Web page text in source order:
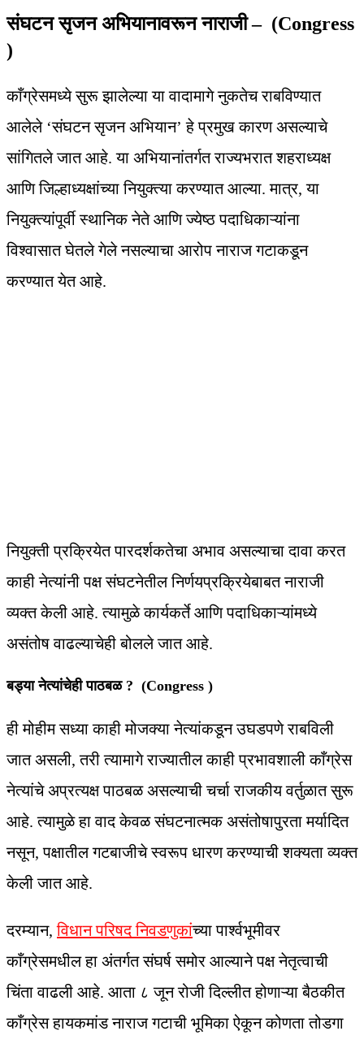
संघटन सृजन अभियानावरून नाराजी – (Congress
)
काँग्रेसमध्ये सुरू झालेल्या या वादामागे नुकतेच राबविण्यात
आलेले ‘संघटन सृजन अभियान’ हे प्रमुख कारण असल्याचे
सांगितले जात आहे. या अभियानांतर्गत राज्यभरात शहराध्यक्ष
आणि जिल्हाध्यक्षांच्या नियुक्त्या करण्यात आल्या. मात्र, या
नियुक्त्यांपूर्वी स्थानिक नेते आणि ज्येष्ठ पदाधिकाऱ्यांना
विश्वासात घेतले गेले नसल्याचा आरोप नाराज गटाकडून
करण्यात येत आहे.
नियुक्ती प्रक्रियेत पारदर्शकतेचा अभाव असल्याचा दावा करत
काही नेत्यांनी पक्ष संघटनेतील निर्णयप्रक्रियेबाबत नाराजी
व्यक्त केली आहे. त्यामुळे कार्यकर्ते आणि पदाधिकाऱ्यांमध्ये
असंतोष वाढल्याचेही बोलले जात आहे.
बड्या नेत्यांचेही पाठबळ ? (Congress )
ही मोहीम सध्या काही मोजक्या नेत्यांकडून उघडपणे राबविली
जात असली, तरी त्यामागे राज्यातील काही प्रभावशाली काँग्रेस
नेत्यांचे अप्रत्यक्ष पाठबळ असल्याची चर्चा राजकीय वर्तुळात सुरू
आहे. त्यामुळे हा वाद केवळ संघटनात्मक असंतोषापुरता मर्यादित
नसून, पक्षातील गटबाजीचे स्वरूप धारण करण्याची शक्यता व्यक्त
केली जात आहे.
दरम्यान,विधान परिषद निवडणुकांच्या पार्श्वभूमीवर
काँग्रेसमधील हा अंतर्गत संघर्ष समोर आल्याने पक्ष नेतृत्वाची
चिंता वाढली आहे. आता ८ जून रोजी दिल्लीत होणाऱ्या बैठकीत
काँग्रेस हायकमांड नाराज गटाची भूमिका ऐकून कोणता तोडगा